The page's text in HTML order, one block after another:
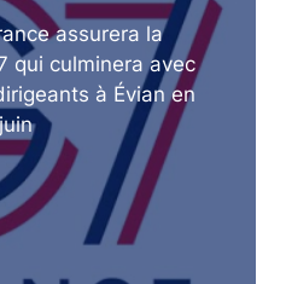
assurera la
qui culminera avec
à Évian en
juin